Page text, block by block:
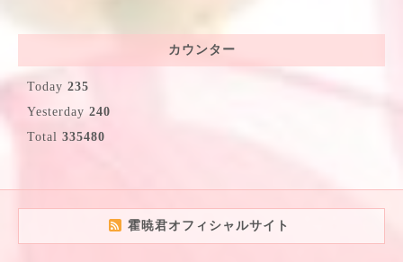
カウンター
Today 235
Yesterday 240
Total 335480
霍暁君オフィシャルサイト